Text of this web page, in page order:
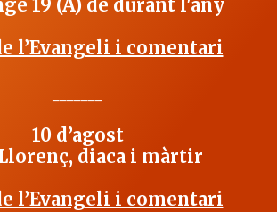
19 (A) de durant l'any
l’Evangeli i comentari
10 d’agost
diaca i màrtir
l’Evangeli i comentari